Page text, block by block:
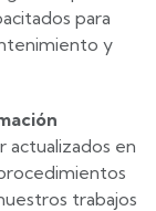
para
y
actualizados en
trabajos